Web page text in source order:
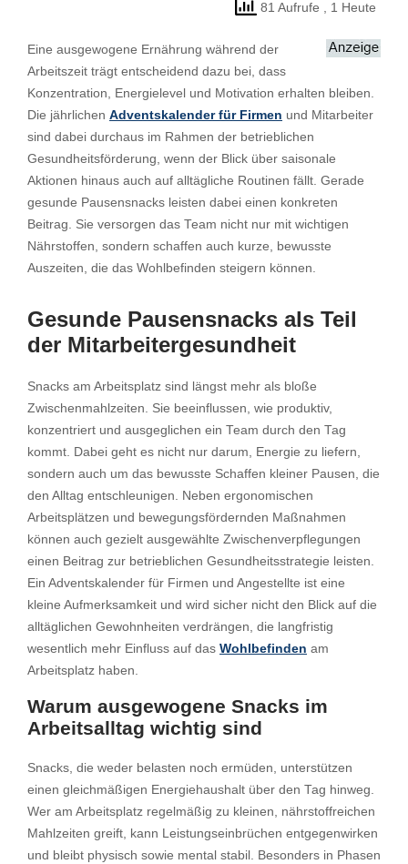
81 Aufrufe , 1 Heute
Eine ausgewogene Ernährung während der
Arbeitszeit trägt entscheidend dazu bei, dass
Konzentration, Energielevel und Motivation erhalten bleiben.
Die jährlichen Adventskalender für Firmen und Mitarbeiter
sind dabei durchaus im Rahmen der betrieblichen
Gesundheitsförderung, wenn der Blick über saisonale
Aktionen hinaus auch auf alltägliche Routinen fällt. Gerade
gesunde Pausensnacks leisten dabei einen konkreten
Beitrag. Sie versorgen das Team nicht nur mit wichtigen
Nährstoffen, sondern schaffen auch kurze, bewusste
Auszeiten, die das Wohlbefinden steigern können.
Gesunde Pausensnacks als Teil
der Mitarbeitergesundheit
Snacks am Arbeitsplatz sind längst mehr als bloße
Zwischenmahlzeiten. Sie beeinflussen, wie produktiv,
konzentriert und ausgeglichen ein Team durch den Tag
kommt. Dabei geht es nicht nur darum, Energie zu liefern,
sondern auch um das bewusste Schaffen kleiner Pausen, die
den Alltag entschleunigen. Neben ergonomischen
Arbeitsplätzen und bewegungsfördernden Maßnahmen
können auch gezielt ausgewählte Zwischenverpflegungen
einen Beitrag zur betrieblichen Gesundheitsstrategie leisten.
Ein Adventskalender für Firmen und Angestellte ist eine
kleine Aufmerksamkeit und wird sicher nicht den Blick auf die
alltäglichen Gewohnheiten verdrängen, die langfristig
wesentlich mehr Einfluss auf das Wohlbefinden am
Arbeitsplatz haben.
Warum ausgewogene Snacks im
Arbeitsalltag wichtig sind
Snacks, die weder belasten noch ermüden, unterstützen
einen gleichmäßigen Energiehaushalt über den Tag hinweg.
Wer am Arbeitsplatz regelmäßig zu kleinen, nährstoffreichen
Mahlzeiten greift, kann Leistungseinbrüchen entgegenwirken
und bleibt physisch sowie mental stabil. Besonders in Phasen